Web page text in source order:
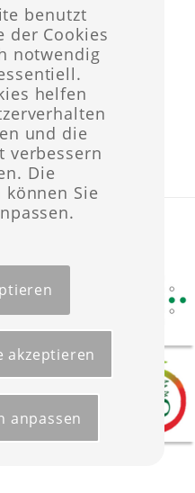
2021 -Werbeagentur Wüst
benutzt
der Cookies
notwendig
helfen
und die
verbessern
Die
Sie
akzeptieren
anpassen